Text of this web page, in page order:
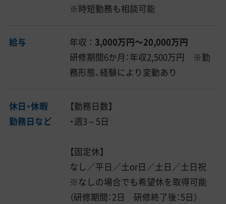
※時短勤務も相談可能
給与 年収 ： 3,000万円〜20,000万円
研修期間6か月：年収2,500万円 ※勤
務形態、経験により変動あり
休日・休暇
勤務日など
【勤務日数】
・週3～5日
【固定休】
なし／平日／土or日／土日／土日祝
※なしの場合でも希望休を取得可能
（研修期間：2日 研修終了後：5日）